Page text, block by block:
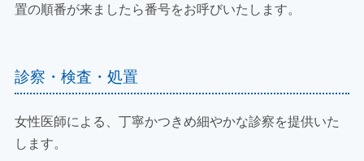
置の順番が来ましたら番号をお呼びいたします。
診察・検査・処置
女性医師による、丁寧かつきめ細やかな診察を提供いた
します。